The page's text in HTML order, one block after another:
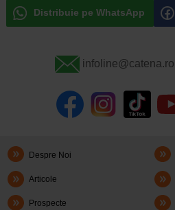
Distribuie pe WhatsApp
infoline@catena.ro
Despre Noi
Articole
Prospecte